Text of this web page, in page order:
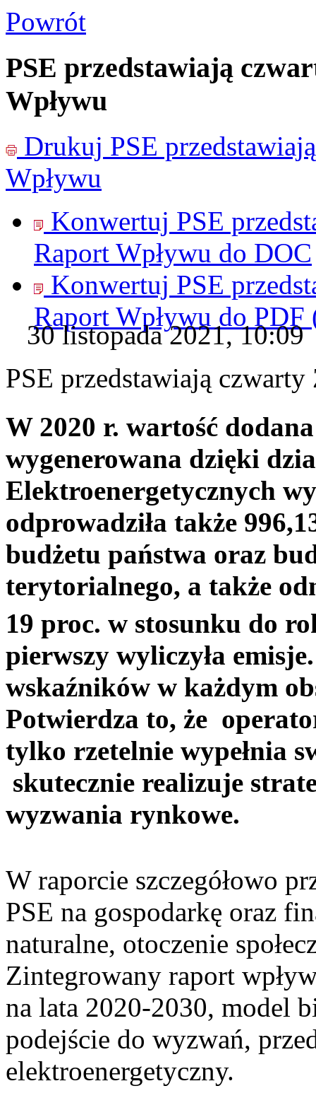
Powrót
PSE przedstawiają
Wpływu
Drukuj PSE
Wpływu
Konwertuj PSE
Raport Wpływu do DOC
Konwertuj PSE
Raport Wpływu do PDF
30 listopada 2021, 10:09
PSE przedstawiają
W 2020 r. wartość
wygenerowana dzięki
Elektroenergetycznych
odprowadziła także
budżetu państwa oraz
terytorialnego, a także
19 proc. w stosunku do
pierwszy wyliczyła
wskaźników w każdym
Potwierdza to, że
tylko rzetelnie wypełnia
skutecznie realizuje
wyzwania rynkowe.
W raporcie szczegółowo
PSE na gospodarkę oraz
naturalne, otoczenie
Zintegrowany raport
na lata 2020-2030, model
podejście do wyzwań,
elektroenergetyczny.